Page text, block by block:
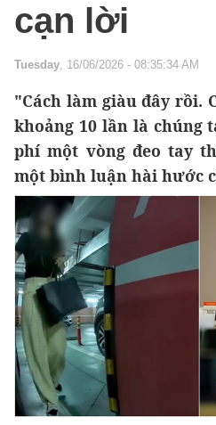
cạn lời
Tuesday, 16/06/2026 - 08:35:34 AM
"Cách làm giàu đây rồi.
khoảng 10 lần là chúng
phí một vòng đeo tay
một bình luận hài hước